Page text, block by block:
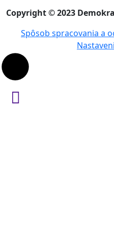
Copyright © 2023
Spôsob spracovania a